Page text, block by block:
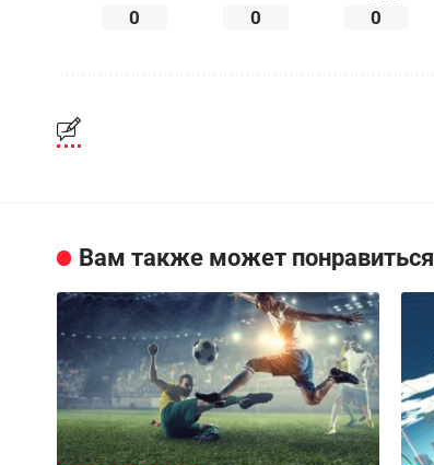
0 0 0
Вам также может понравиться